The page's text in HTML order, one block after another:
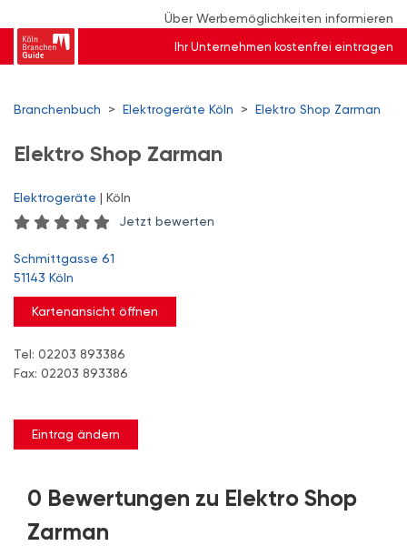
Über Werbemöglichkeiten informieren
Ihr Unternehmen kostenfrei eintragen
Branchenbuch > Elektrogeräte Köln > Elektro Shop Zarman
Elektro Shop Zarman
Elektrogeräte | Köln
Jetzt bewerten
Schmittgasse 61
51143 Köln
Kartenansicht öffnen
Tel: 02203 893386
Fax: 02203 893386
Eintrag ändern
0 Bewertungen zu Elektro Shop
Zarman